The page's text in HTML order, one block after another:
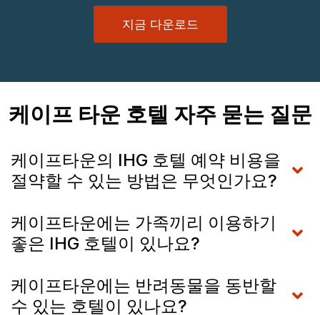
지금 다운로드
케이프 타운 호텔 자주 묻는 질문
케이프타운의 IHG 호텔 예약 비용을
절약할 수 있는 방법은 무엇인가요?
케이프타운에는 가족끼리 이용하기
좋은 IHG 호텔이 있나요?
케이프타운에는 반려동물을 동반할
수 있는 호텔이 있나요?